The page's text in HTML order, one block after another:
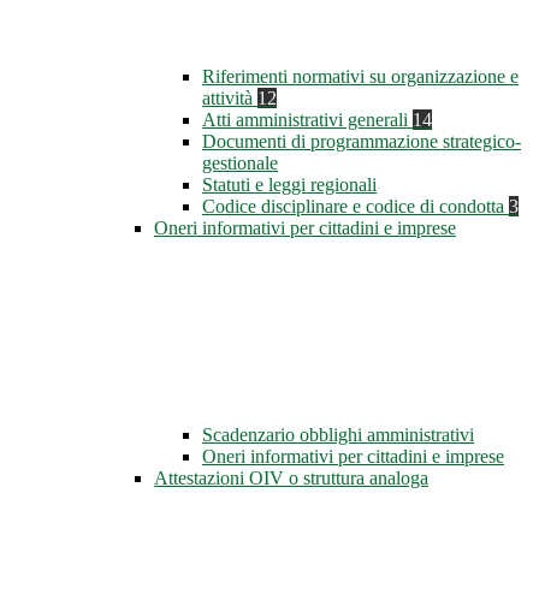
Riferimenti normativi su organizzazione e
attività 12
Atti amministrativi generali 14
Documenti di programmazione strategico-
gestionale
Statuti e leggi regionali
Codice disciplinare e codice di condotta 3
Oneri informativi per cittadini e imprese
Scadenzario obblighi amministrativi
Oneri informativi per cittadini e imprese
Attestazioni OIV o struttura analoga